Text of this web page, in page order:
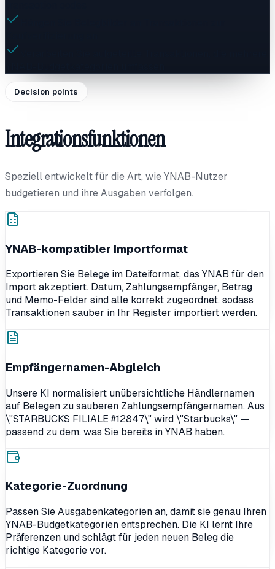
Decision points
Integrationsfunktionen
Speziell entwickelt für die Art, wie YNAB-Nutzer
budgetieren und ihre Ausgaben verfolgen.
YNAB-kompatibler Importformat
Exportieren Sie Belege im Dateiformat, das YNAB für den
Import akzeptiert. Datum, Zahlungsempfänger, Betrag
und Memo-Felder sind alle korrekt zugeordnet, sodass
Transaktionen sauber in Ihr Register importiert werden.
Empfängernamen-Abgleich
Unsere KI normalisiert unübersichtliche Händlernamen
auf Belegen zu sauberen Zahlungsempfängernamen. Aus
\"STARBUCKS FILIALE #12847\" wird \"Starbucks\" —
passend zu dem, was Sie bereits in YNAB haben.
Kategorie-Zuordnung
Passen Sie Ausgabenkategorien an, damit sie genau Ihren
YNAB-Budgetkategorien entsprechen. Die KI lernt Ihre
Präferenzen und schlägt für jeden neuen Beleg die
richtige Kategorie vor.